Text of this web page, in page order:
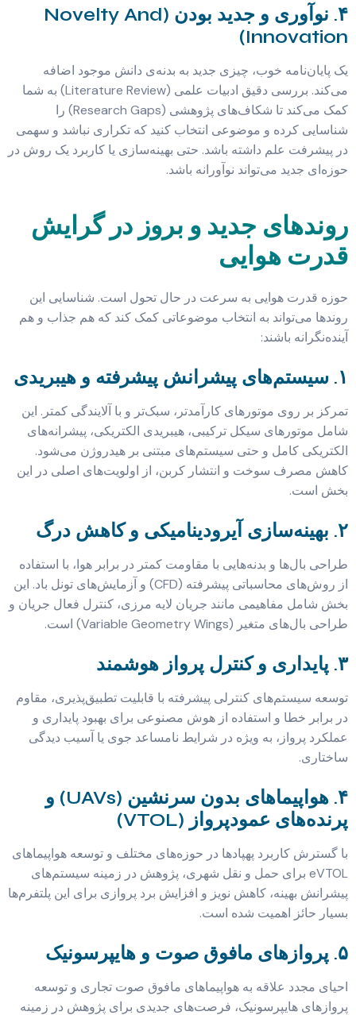
۴. نوآوری و جدید بودن (Novelty And
Innovation)
یک پایان‌نامه خوب، چیزی جدید به بدنه‌ی دانش موجود اضافه
می‌کند. بررسی دقیق ادبیات علمی (Literature Review) به شما
کمک می‌کند تا شکاف‌های پژوهشی (Research Gaps) را
شناسایی کرده و موضوعی انتخاب کنید که تکراری نباشد و سهمی
در پیشرفت علم داشته باشد. حتی بهینه‌سازی یا کاربرد یک روش در
حوزه‌ای جدید می‌تواند نوآورانه باشد.
روندهای جدید و بروز در گرایش
قدرت هوایی
حوزه قدرت هوایی به سرعت در حال تحول است. شناسایی این
روندها می‌تواند به انتخاب موضوعاتی کمک کند که هم جذاب و هم
آینده‌نگرانه باشند:
۱. سیستم‌های پیشرانش پیشرفته و هیبریدی
تمرکز بر روی موتورهای کارآمدتر، سبک‌تر و با آلایندگی کمتر. این
شامل موتورهای سیکل ترکیبی، هیبریدی الکتریکی، پیشرانه‌های
الکتریکی کامل و حتی سیستم‌های مبتنی بر هیدروژن می‌شود.
کاهش مصرف سوخت و انتشار کربن، از اولویت‌های اصلی در این
بخش است.
۲. بهینه‌سازی آیرودینامیکی و کاهش درگ
طراحی بال‌ها و بدنه‌هایی با مقاومت کمتر در برابر هوا، با استفاده
از روش‌های محاسباتی پیشرفته (CFD) و آزمایش‌های تونل باد. این
بخش شامل مفاهیمی مانند جریان لایه مرزی، کنترل فعال جریان و
طراحی بال‌های متغیر (Variable Geometry Wings) است.
۳. پایداری و کنترل پرواز هوشمند
توسعه سیستم‌های کنترلی پیشرفته با قابلیت تطبیق‌پذیری، مقاوم
در برابر خطا و استفاده از هوش مصنوعی برای بهبود پایداری و
عملکرد پرواز، به ویژه در شرایط نامساعد جوی یا آسیب دیدگی
ساختاری.
۴. هواپیماهای بدون سرنشین (UAVs) و
پرنده‌های عمودپرواز (VTOL)
با گسترش کاربرد پهپادها در حوزه‌های مختلف و توسعه هواپیماهای
eVTOL برای حمل و نقل شهری، پژوهش در زمینه سیستم‌های
پیشرانش بهینه، کاهش نویز و افزایش برد پروازی برای این پلتفرم‌ها
بسیار حائز اهمیت شده است.
۵. پروازهای مافوق صوت و هایپرسونیک
احیای مجدد علاقه به هواپیماهای مافوق صوت تجاری و توسعه
پروازهای هایپرسونیک، فرصت‌های جدیدی برای پژوهش در زمینه